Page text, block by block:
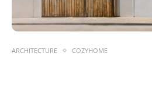
ARCHITECTURE COZYHOME